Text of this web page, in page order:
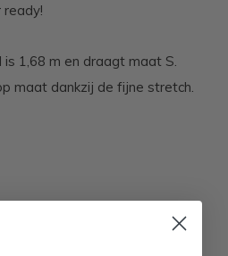
ready!
is 1,68 m en draagt maat S.
maat dankzij de fijne stretch.